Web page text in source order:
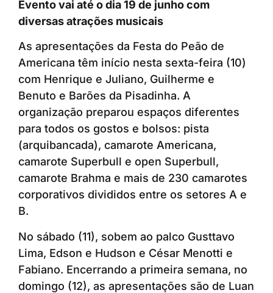
Evento vai até o dia 19 de junho com
diversas atrações musicais
As apresentações da Festa do Peão de
Americana têm início nesta sexta-feira (10)
com Henrique e Juliano, Guilherme e
Benuto e Barões da Pisadinha. A
organização preparou espaços diferentes
para todos os gostos e bolsos: pista
(arquibancada), camarote Americana,
camarote Superbull e open Superbull,
camarote Brahma e mais de 230 camarotes
corporativos divididos entre os setores A e
B.
No sábado (11), sobem ao palco Gusttavo
Lima, Edson e Hudson e César Menotti e
Fabiano. Encerrando a primeira semana, no
domingo (12), as apresentações são de Luan